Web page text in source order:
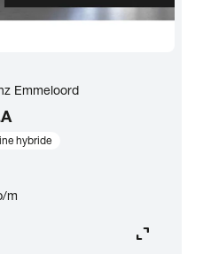
Emmeloord
hybride
m
expand_content